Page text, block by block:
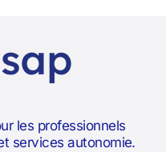
les professionnels
services autonomie.